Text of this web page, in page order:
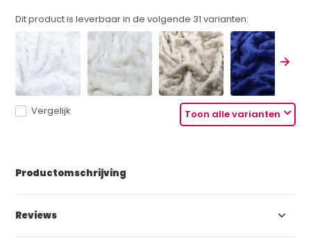
Dit product is leverbaar in de volgende 31 varianten:
Toon alle varianten
Vergelijk
Productomschrijving
Reviews